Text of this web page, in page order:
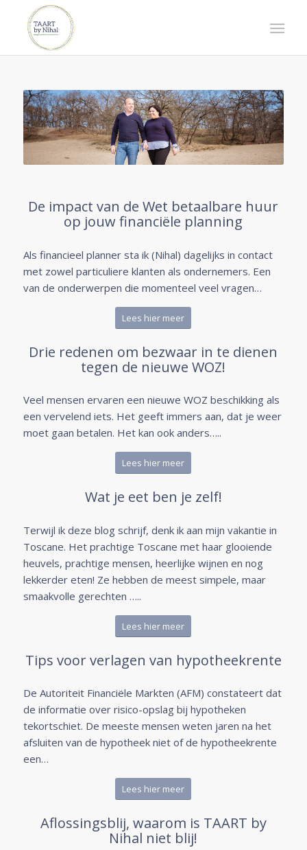
De impact van de Wet betaalbare huur
op jouw financiële planning
Als financieel planner sta ik (Nihal) dagelijks in contact
met zowel particuliere klanten als ondernemers. Een
van de onderwerpen die momenteel veel vragen…
Lees hier meer
Drie redenen om bezwaar in te dienen
tegen de nieuwe WOZ!
Veel mensen ervaren een nieuwe WOZ beschikking als
een vervelend iets. Het geeft immers aan, dat je weer
moet gaan betalen. Het kan ook anders…..
Lees hier meer
Wat je eet ben je zelf!
Terwijl ik deze blog schrijf, denk ik aan mijn vakantie in
Toscane. Het prachtige Toscane met haar glooiende
heuvels, prachtige mensen, heerlijke wijnen en nog
lekkerder eten! Ze hebben de meest simpele, maar
smaakvolle gerechten …..
Lees hier meer
Tips voor verlagen van hypotheekrente
De Autoriteit Financiële Markten (AFM) constateert dat
de informatie over risico-opslag bij hypotheken
tekortschiet. De meeste mensen weten jaren na het
afsluiten van de hypotheek niet of de hypotheekrente
een…
Lees hier meer
Aflossingsblij, waarom is TAART by
Nihal niet blij!